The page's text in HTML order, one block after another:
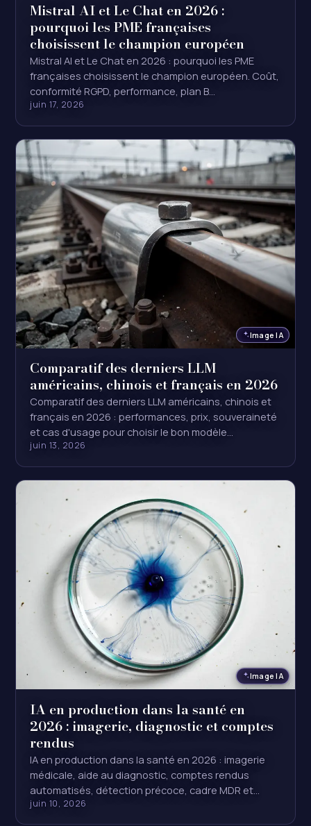
Mistral AI et Le Chat en 2026 :
pourquoi les PME françaises
choisissent le champion européen
Mistral AI et Le Chat en 2026 : pourquoi les PME
françaises choisissent le champion européen. Coût,
conformité RGPD, performance, plan B…
juin 17, 2026
Image IA
Comparatif des derniers LLM
américains, chinois et français en 2026
Comparatif des derniers LLM américains, chinois et
français en 2026 : performances, prix, souveraineté
et cas d'usage pour choisir le bon modèle…
juin 13, 2026
Image IA
IA en production dans la santé en
2026 : imagerie, diagnostic et comptes
rendus
IA en production dans la santé en 2026 : imagerie
médicale, aide au diagnostic, comptes rendus
automatisés, détection précoce, cadre MDR et…
juin 10, 2026